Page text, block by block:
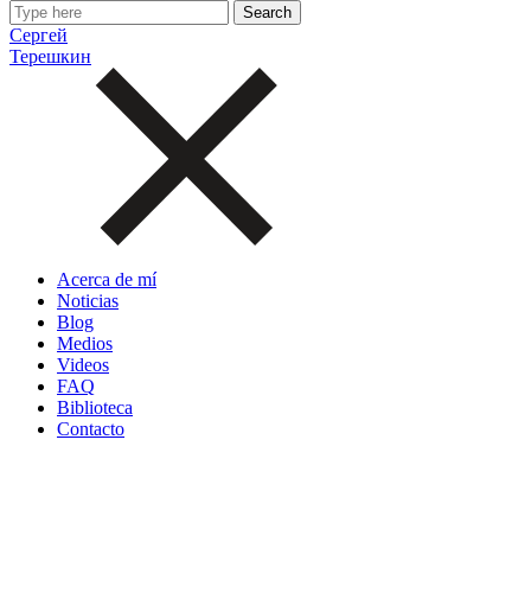
Сергей
Терешкин
Acerca de mí
Noticias
Blog
Medios
Videos
FAQ
Biblioteca
Contacto